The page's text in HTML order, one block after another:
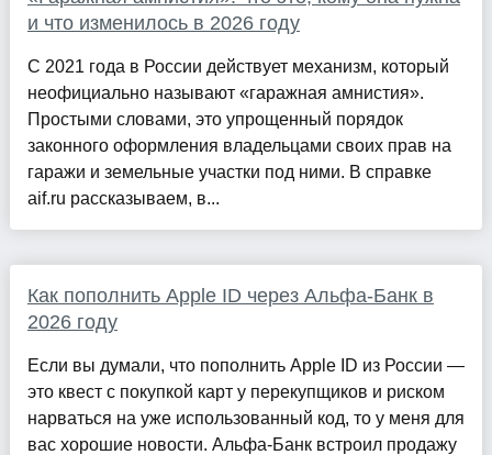
и что изменилось в 2026 году
С 2021 года в России действует механизм, который
неофициально называют «гаражная амнистия».
Простыми словами, это упрощенный порядок
законного оформления владельцами своих прав на
гаражи и земельные участки под ними. В справке
aif.ru рассказываем, в...
Как пополнить Apple ID через Альфа-Банк в
2026 году
Если вы думали, что пополнить Apple ID из России —
это квест с покупкой карт у перекупщиков и риском
нарваться на уже использованный код, то у меня для
вас хорошие новости. Альфа-Банк встроил продажу